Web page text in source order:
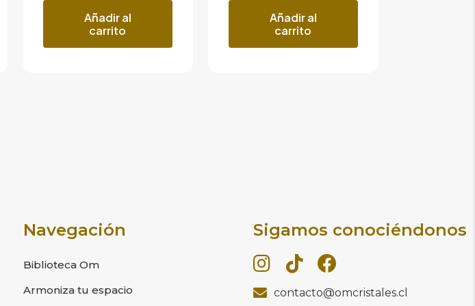
Añadir al
carrito
Añadir al
carrito
Navegación
Biblioteca Om
Armoniza tu espacio
Sigamos conociéndonos
contacto@omcristales.cl